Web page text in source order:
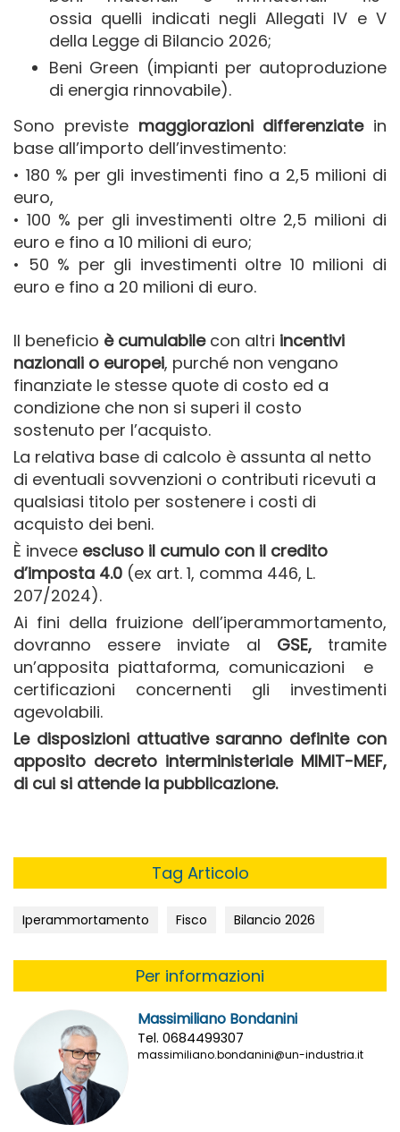
ossia quelli indicati negli Allegati IV e V
della Legge di Bilancio 2026;
Beni Green (impianti per autoproduzione
di energia rinnovabile).
Sono previste maggiorazioni differenziatein
base all’importo dell’investimento:
• 180 % per gli investimenti fino a 2,5 milioni di
euro,
• 100 % per gli investimenti oltre 2,5 milioni di
euro e fino a 10 milioni di euro;
• 50 % per gli investimenti oltre 10 milioni di
euro e fino a 20 milioni di euro.
Il beneficio è cumulabilecon altri incentivi
nazionali o europei, purché non vengano
finanziate le stesse quote di costo ed a
condizione che non si superi il costo
sostenuto per l’acquisto.
La relativa base di calcolo è assunta al netto
di eventuali sovvenzioni o contributi ricevuti a
qualsiasi titolo per sostenere i costi di
acquisto dei beni.
È invece escluso il cumulo con il credito
d’imposta 4.0 (ex art. 1, comma 446, L.
207/2024).
Ai fini della fruizione dell’iperammortamento,
dovranno essere inviate al GSE,tramite
un’apposita piattaforma, comunicazioni e
certificazioni concernenti gli investimenti
agevolabili.
Le disposizioni attuative saranno definite con
apposito decreto interministeriale MIMIT-MEF,
di cui si attende la pubblicazione.
Tag Articolo
Iperammortamento Fisco Bilancio 2026
Per informazioni
Massimiliano Bondanini
Tel. 0684499307
massimiliano.bondanini@un-industria.it